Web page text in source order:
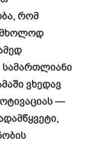
რომ
მხოლოდ
სამართლიანი
ვხედავ
—